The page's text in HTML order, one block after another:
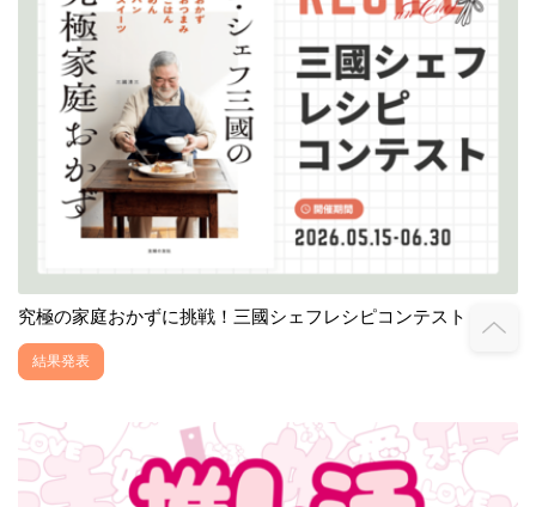
究極の家庭おかずに挑戦！三國シェフレシピコンテスト
結果発表